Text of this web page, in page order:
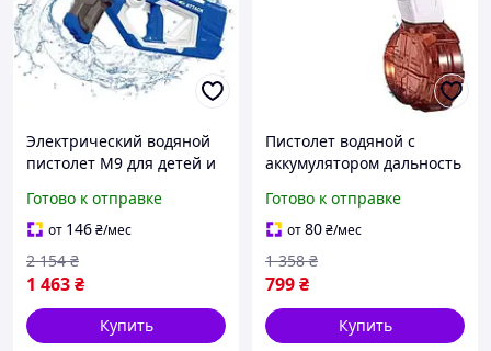
Электрический водяной
пистолет M9 для детей и
стрельбы 12 метров и
аккумулятором 500 мАч
Готово к отправке
от 146₴/мес
1 463₴
2 154 ₴
Купить
Пистолет водяной с
аккумулятором дальность
пляжа 2 шт розовый MC-
9800
Готово к отправке
от80₴/мес
799₴
1 358 ₴
Купить